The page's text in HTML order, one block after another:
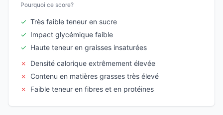
Pourquoi ce score?
✓ Très faible teneur en sucre
✓ Impact glycémique faible
✓ Haute teneur en graisses insaturées
✗
Densité calorique extrêmement élevée
✗
Contenu en matières grasses très élevé
✗
Faible teneur en fibres et en protéines